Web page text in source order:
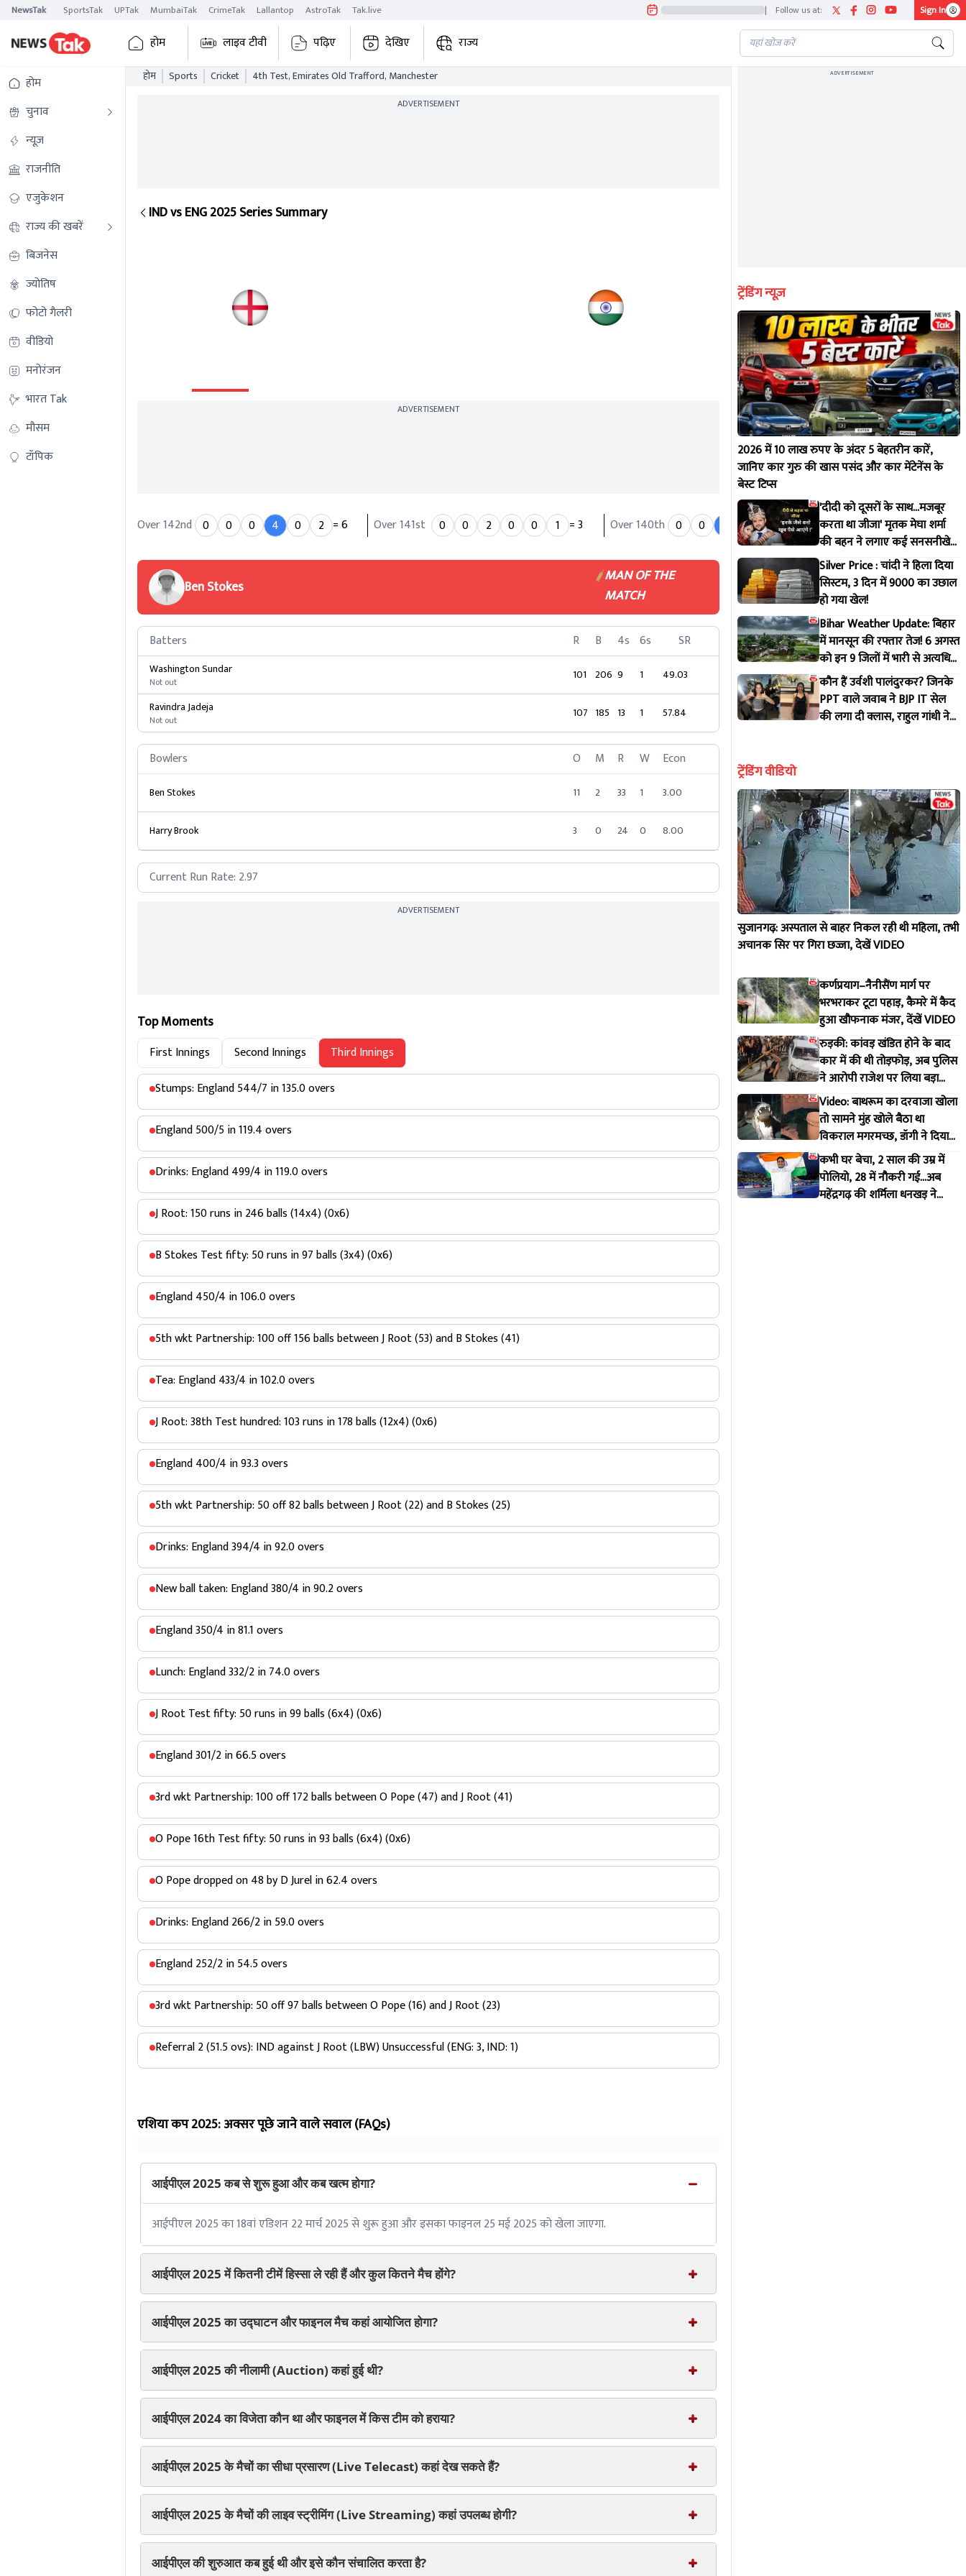
NewsTak SportsTak UPTak MumbaiTak CrimeTak Lallantop AstroTak Tak.live | Follow us at: Sign In
होम लाइव टीवी पढ़िए देखिए राज्य
होम
चुनाव
न्यूज़
राजनीति
एजुकेशन
राज्य की खबरें
बिजनेस
ज्योतिष
फोटो गैलरी
वीडियो
मनोरंजन
भारत Tak
मौसम
टॉपिक
होम Sports Cricket 4th Test, Emirates Old Trafford, Manchester
ADVERTISEMENT
IND vs ENG 2025 Series Summary
ADVERTISEMENT
Over 142nd 0 0 0 4 0 2 = 6 Over 141st 0 0 2 0 0 1 = 3 Over 140th 0 0 0 4 2 = 12 Over 139th 0 0
Ben Stokes
MAN OF THE
MATCH
Batters R B 4s 6s SR
Washington Sundar
Not out 101 206 9 1
49.03
Ravindra Jadeja
Not out 107 185 13 1 57.84
Bowlers O M R W Econ
Ben Stokes 11 2 33 1 3.00
Harry Brook 3 0 24 0 8.00
Current Run Rate: 2.97
ADVERTISEMENT
Top Moments
First Innings Second Innings
Third Innings
Stumps: England 544/7 in 135.0 overs
England 500/5 in 119.4 overs
Drinks: England 499/4 in 119.0 overs
J Root: 150 runs in 246 balls (14x4) (0x6)
B Stokes Test fifty: 50 runs in 97 balls (3x4) (0x6)
England 450/4 in 106.0 overs
5th wkt Partnership: 100 off 156 balls between J Root (53) and B Stokes (41)
Tea: England 433/4 in 102.0 overs
J Root: 38th Test hundred: 103 runs in 178 balls (12x4) (0x6)
England 400/4 in 93.3 overs
5th wkt Partnership: 50 off 82 balls between J Root (22) and B Stokes (25)
Drinks: England 394/4 in 92.0 overs
New ball taken: England 380/4 in 90.2 overs
England 350/4 in 81.1 overs
Lunch: England 332/2 in 74.0 overs
J Root Test fifty: 50 runs in 99 balls (6x4) (0x6)
England 301/2 in 66.5 overs
3rd wkt Partnership: 100 off 172 balls between O Pope (47) and J Root (41)
O Pope 16th Test fifty: 50 runs in 93 balls (6x4) (0x6)
O Pope dropped on 48 by D Jurel in 62.4 overs
Drinks: England 266/2 in 59.0 overs
England 252/2 in 54.5 overs
3rd wkt Partnership: 50 off 97 balls between O Pope (16) and J Root (23)
Referral 2 (51.5 ovs): IND against J Root (LBW) Unsuccessful (ENG: 3, IND: 1)
एशिया कप 2025: अक्सर पूछे जाने वाले सवाल (FAQs)
आईपीएल 2025 कब से शुरू हुआ और कब खत्म होगा?
आईपीएल 2025 का 18वां एडिशन 22 मार्च 2025 से शुरू हुआ और इसका फाइनल 25 मई 2025 को खेला जाएगा.
आईपीएल 2025 में कितनी टीमें हिस्सा ले रही हैं और कुल कितने मैच होंगे?
आईपीएल 2025 का उद्घाटन और फाइनल मैच कहां आयोजित होगा?
आईपीएल 2025 की नीलामी (Auction) कहां हुई थी?
आईपीएल 2024 का विजेता कौन था और फाइनल में किस टीम को हराया?
आईपीएल 2025 के मैचों का सीधा प्रसारण (Live Telecast) कहां देख सकते हैं?
आईपीएल 2025 के मैचों की लाइव स्ट्रीमिंग (Live Streaming) कहां उपलब्ध होगी?
आईपीएल की शुरुआत कब हुई थी और इसे कौन संचालित करता है?
ADVERTISEMENT
ट्रेंडिंग न्यूज़
2026 में 10 लाख रुपए के अंदर 5 बेहतरीन कारें,
जानिए कार गुरु की खास पसंद और कार मेंटेनेंस के
बेस्ट टिप्स
'दीदी को दूसरों के साथ...मजबूर
करता था जीजा' मृतक मेघा शर्मा
की बहन ने लगाए कई सनसनीखेज
आरोप !
Silver Price : चांदी ने हिला दिया
सिस्टम, 3 दिन में 9000 का उछाल
हो गया खेल!
Bihar Weather Update: बिहार
में मानसून की रफ्तार तेज! 6 अगस्त
को इन 9 जिलों में भारी से अत्यधिक
भारी बारिश की चेतावनी, जानें
अपने जिले का हाल!
कौन हैं उर्वशी पालंदुरकर? जिनके
PPT वाले जवाब ने BJP IT सेल
की लगा दी क्लास, राहुल गांधी ने
ट्रेंडिंग वीडियो
सुजानगढ़: अस्पताल से बाहर निकल रही थी महिला, तभी
अचानक सिर पर गिरा छज्जा, देखें VIDEO
कर्णप्रयाग–नैनीसैंण मार्ग पर
भरभराकर टूटा पहाड़, कैमरे में कैद
हुआ खौफनाक मंजर, देंखें VIDEO
रुड़की: कांवड़ खंडित होने के बाद
कार में की थी तोड़फोड़, अब पुलिस
ने आरोपी राजेश पर लिया बड़ा
एक्शन
Video: बाथरूम का दरवाजा खोला
तो सामने मुंह खोले बैठा था
विकराल मगरमच्छ, डॉगी ने दिया
मकान मालिक को इशारा
कभी घर बेचा, 2 साल की उम्र में
पोलियो, 28 में नौकरी गई...अब
महेंद्रगढ़ की शर्मिला धनखड़ ने